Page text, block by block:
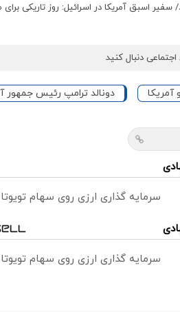
سفیر اسبق آمریکا در اسرائیل: روز تاریکی
دنبال کنید
آمریکا دونالد ترامپ رئیس جمهور
سرمایه گذاری ارزی روی سهام
سرمایه گذاری ارزی روی سهام